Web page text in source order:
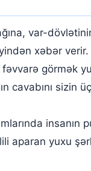
var-
xəbər
görmək
cavabını sizin
aparan yuxu